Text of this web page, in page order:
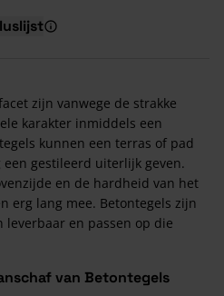
zijn vanwege de strakke
karakter inmiddels een
kunnen een terras of pad
gestileerd uiterlijk geven.
en de hardheid van het
erg lang mee. Betontegels zijn
en passen op die
van Betontegels